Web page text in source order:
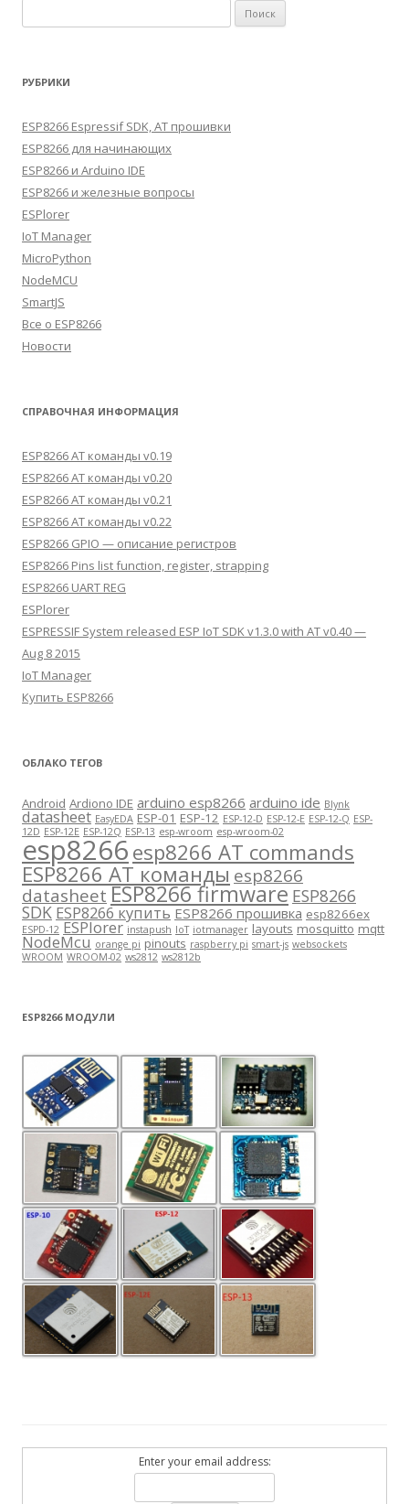
РУБРИКИ
ESP8266 Espressif SDK, AT прошивки
ESP8266 для начинающих
ESP8266 и Arduino IDE
ESP8266 и железные вопросы
ESPlorer
IoT Manager
MicroPython
NodeMCU
SmartJS
Все о ESP8266
Новости
СПРАВОЧНАЯ ИНФОРМАЦИЯ
ESP8266 AT команды v0.19
ESP8266 AT команды v0.20
ESP8266 AT команды v0.21
ESP8266 AT команды v0.22
ESP8266 GPIO — описание регистров
ESP8266 Pins list function, register, strapping
ESP8266 UART REG
ESPlorer
ESPRESSIF System released ESP IoT SDK v1.3.0 with AT v0.40 —
Aug 8 2015
IoT Manager
Купить ESP8266
ОБЛАКО ТЕГОВ
Android Ardiono IDE arduino esp8266 arduino ide Blynk
datasheet EasyEDA ESP-01 ESP-12 ESP-12-D ESP-12-E ESP-12-Q ESP-
12D ESP-12E ESP-12Q ESP-13 esp-wroom esp-wroom-02
esp8266esp8266 AT commands
ESP8266 AT команды esp8266
datasheet ESP8266 firmware ESP8266
SDK ESP8266 купить ESP8266 прошивка esp8266ex
ESPD-12 ESPlorer instapush IoT iotmanager layouts mosquitto mqtt
NodeMcu orange pi pinouts raspberry pi smart-js websockets
WROOM WROOM-02 ws2812 ws2812b
ESP8266 МОДУЛИ
Enter your email address: